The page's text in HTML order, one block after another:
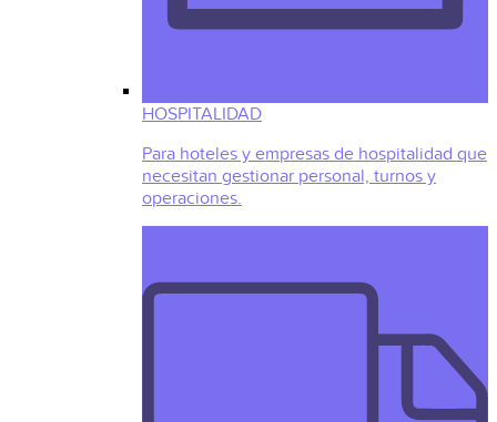
HOSPITALIDAD
Para hoteles y empresas de hospitalidad que
necesitan gestionar personal, turnos y
operaciones.